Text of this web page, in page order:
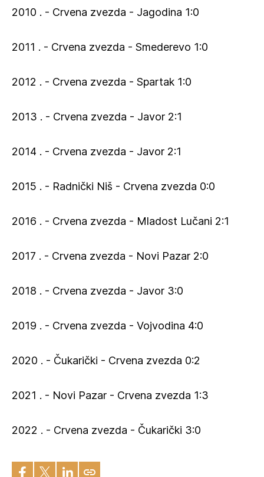
2010 . - Crvena zvezda - Jagodina 1:0
2011 . - Crvena zvezda - Smederevo 1:0
2012 . - Crvena zvezda - Spartak 1:0
2013 . - Crvena zvezda - Javor 2:1
2014 . - Crvena zvezda - Javor 2:1
2015 . - Radnički Niš - Crvena zvezda 0:0
2016 . - Crvena zvezda - Mladost Lučani 2:1
2017 . - Crvena zvezda - Novi Pazar 2:0
2018 . - Crvena zvezda - Javor 3:0
2019 . - Crvena zvezda - Vojvodina 4:0
2020 . - Čukarički - Crvena zvezda 0:2
2021 . - Novi Pazar - Crvena zvezda 1:3
2022 . - Crvena zvezda - Čukarički 3:0